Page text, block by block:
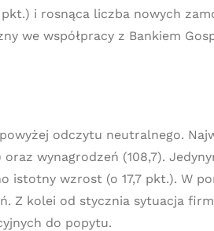
i rosnąca liczba nowych
we współpracy z Bankiem
odczytu neutralnego.
wynagrodzeń (108,7).
istotny wzrost (o 17,7 pkt.). W
Z kolei od stycznia sytuacja
do popytu.